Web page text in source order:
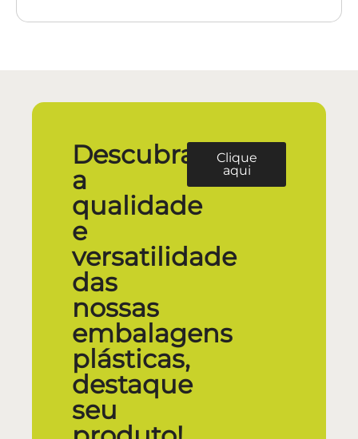
Descubra
a
qualidade
e
versatilidade
das
nossas
embalagens
plásticas,
destaque
seu
Clique
aqui